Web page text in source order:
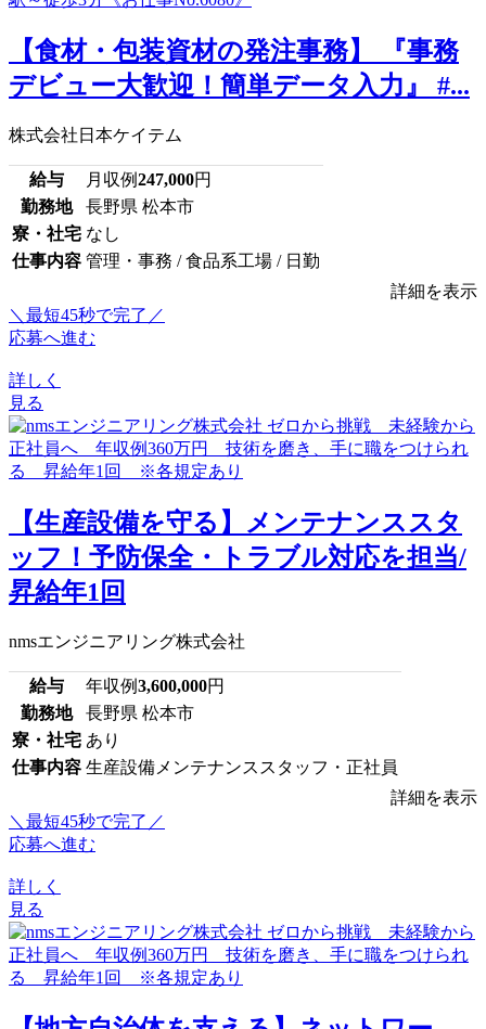
【食材・包装資材の発注事務】 『事務
デビュー大歓迎！簡単データ入力』 #...
株式会社日本ケイテム
給与 月収例247,000円
勤務地
長野県 松本市
寮・社宅 なし
仕事内容 管理・事務 / 食品系工場 / 日勤
詳細を表示
＼最短45秒で完了／
応募へ進む
詳しく
見る
【生産設備を守る】メンテナンススタ
ッフ！予防保全・トラブル対応を担当/
昇給年1回
nmsエンジニアリング株式会社
給与 年収例3,600,000円
勤務地
長野県 松本市
寮・社宅 あり
仕事内容 生産設備メンテナンススタッフ・正社員
詳細を表示
＼最短45秒で完了／
応募へ進む
詳しく
見る